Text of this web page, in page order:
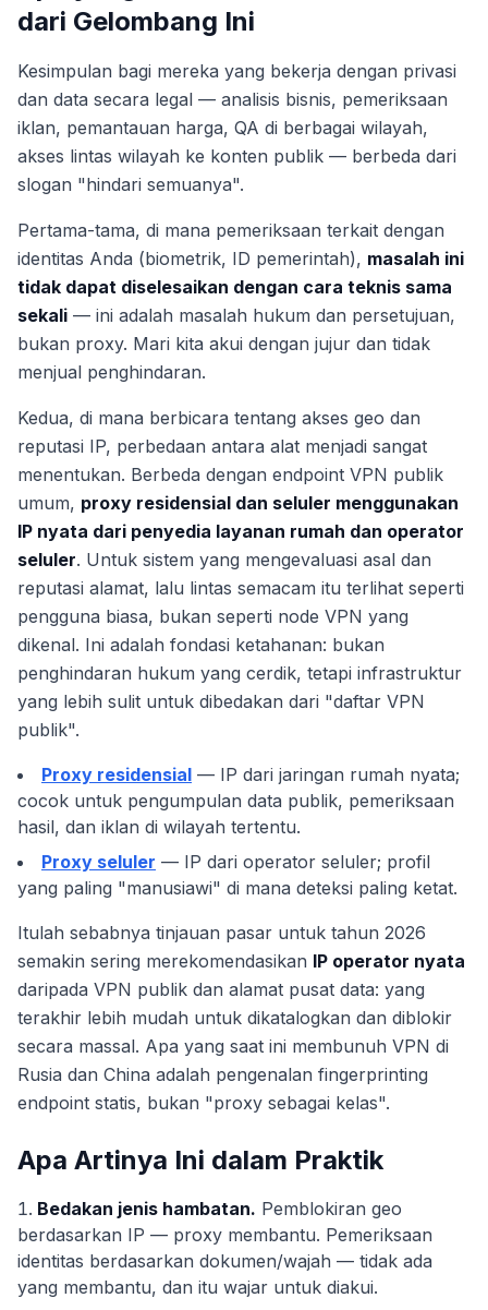
dari Gelombang Ini
Kesimpulan bagi mereka yang bekerja dengan privasi
dan data secara legal — analisis bisnis, pemeriksaan
iklan, pemantauan harga, QA di berbagai wilayah,
akses lintas wilayah ke konten publik — berbeda dari
slogan "hindari semuanya".
Pertama-tama, di mana pemeriksaan terkait dengan
identitas Anda (biometrik, ID pemerintah), masalah ini
tidak dapat diselesaikan dengan cara teknis sama
sekali — ini adalah masalah hukum dan persetujuan,
bukan proxy. Mari kita akui dengan jujur dan tidak
menjual penghindaran.
Kedua, di mana berbicara tentang akses geo dan
reputasi IP, perbedaan antara alat menjadi sangat
menentukan. Berbeda dengan endpoint VPN publik
umum, proxy residensial dan seluler menggunakan
IP nyata dari penyedia layanan rumah dan operator
seluler. Untuk sistem yang mengevaluasi asal dan
reputasi alamat, lalu lintas semacam itu terlihat seperti
pengguna biasa, bukan seperti node VPN yang
dikenal. Ini adalah fondasi ketahanan: bukan
penghindaran hukum yang cerdik, tetapi infrastruktur
yang lebih sulit untuk dibedakan dari "daftar VPN
publik".
Proxy residensial — IP dari jaringan rumah nyata;
cocok untuk pengumpulan data publik, pemeriksaan
hasil, dan iklan di wilayah tertentu.
Proxy seluler — IP dari operator seluler; profil
yang paling "manusiawi" di mana deteksi paling ketat.
Itulah sebabnya tinjauan pasar untuk tahun 2026
semakin sering merekomendasikan IP operator nyata
daripada VPN publik dan alamat pusat data: yang
terakhir lebih mudah untuk dikatalogkan dan diblokir
secara massal. Apa yang saat ini membunuh VPN di
Rusia dan China adalah pengenalan fingerprinting
endpoint statis, bukan "proxy sebagai kelas".
Apa Artinya Ini dalam Praktik
Bedakan jenis hambatan. Pemblokiran geo
berdasarkan IP — proxy membantu. Pemeriksaan
identitas berdasarkan dokumen/wajah — tidak ada
yang membantu, dan itu wajar untuk diakui.